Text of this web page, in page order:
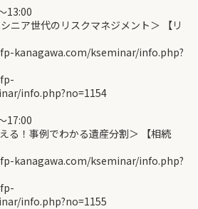
13:00
ニア世代のリスクマネジメント＞ 【リ
kanagawa.com/kseminar/info.php?
info.php?no=1154
17:00
る！事例でわかる遺産分割＞ 【相続
kanagawa.com/kseminar/info.php?
info.php?no=1155